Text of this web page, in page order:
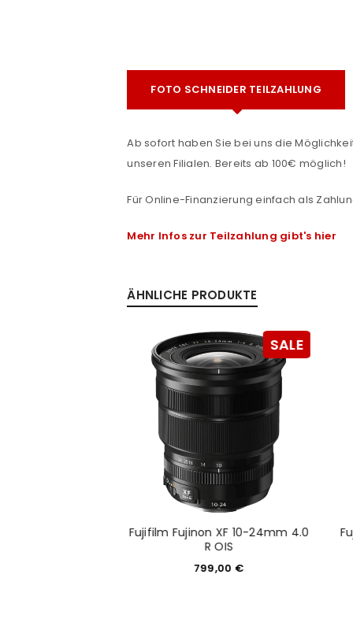
ANMELDEN
Benutzername oder E-Mail-
Anmeldeformular
ANMELDEN
PASSWORT VERGESSEN?
FOTO SCHNEIDER TEILZAHLUNG
Ab sofort haben Sie bei uns die
unseren Filialen. Bereits ab 100€ möglich!
Für Online-Finanzierung einfach als
Mehr Infos zur Teilzahlung gibt's hier
ÄHNLICHE PRODUKTE
SALE
Fujifilm Fujinon XF 10-24mm 4.0
R OIS
799,00 €